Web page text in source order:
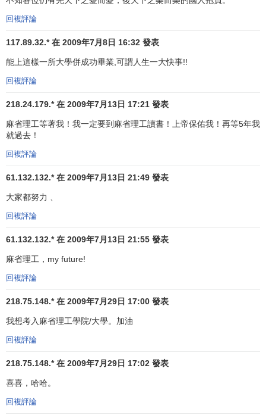
生，為MIT贏得了廣泛而良好的聲譽。研究、學術和集體生活
顯著特征。
MIT制定了未來的發展戰略：
吸引最優秀的學生和教師，給他們提供有刺激性的和
有效的生活與學習環境。
合成一體的新模式中處於領先地位。
致力於學術、探究和批判精神，並擅長把工業、政府
和學術界聯合起來，共同探索、解決世界面臨的主要
劃。
和倫理問題。
把服務於國家作為首要的和最重要的原則，但要認識
到這需要全球性的參與、合作與競爭。
開拓新的財政來源，增加公民、聯邦政府和商業界對
人投資
回複評論
117.89.32.* 在 2009年7月8日 16:32 發表
能上這樣一所大學併成功畢業,可謂人生一大快事!!
回複評論
218.24.179.* 在 2009年7月13日 17:21 發表
麻省理工等著我！我一定要到麻省理工讀書！上帝保佑我！再等5年我
就過去！
回複評論
61.132.132.* 在 2009年7月13日 21:49 發表
大家都努力 、
回複評論
61.132.132.* 在 2009年7月13日 21:55 發表
麻省理工，my future!
回複評論
218.75.148.* 在 2009年7月29日 17:00 發表
我想考入麻省理工學院/大學。加油
回複評論
218.75.148.* 在 2009年7月29日 17:02 發表
喜喜，哈哈。
回複評論